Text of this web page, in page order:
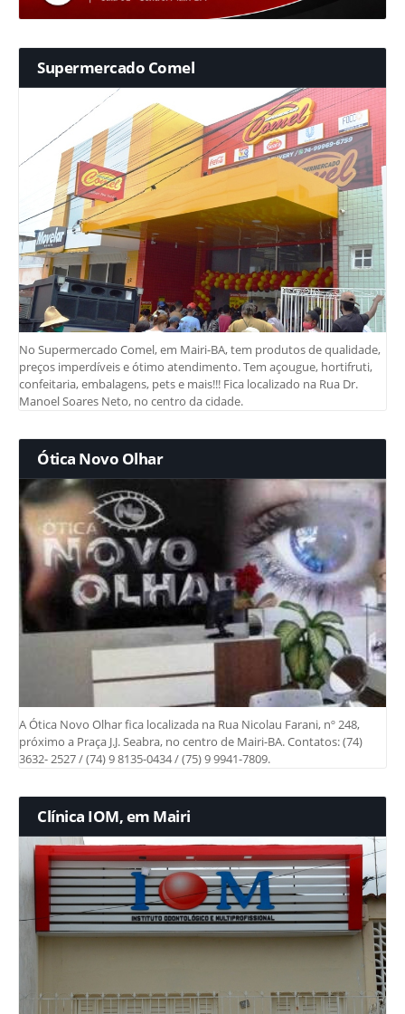
Supermercado Comel
No Supermercado Comel, em Mairi-BA, tem produtos de qualidade,
preços imperdíveis e ótimo atendimento. Tem açougue, hortifruti,
confeitaria, embalagens, pets e mais!!! Fica localizado na Rua Dr.
Manoel Soares Neto, no centro da cidade.
Ótica Novo Olhar
A Ótica Novo Olhar fica localizada na Rua Nicolau Farani, nº 248,
próximo a Praça J.J. Seabra, no centro de Mairi-BA. Contatos: (74)
3632- 2527 / (74) 9 8135-0434 / (75) 9 9941-7809.
Clínica IOM, em Mairi